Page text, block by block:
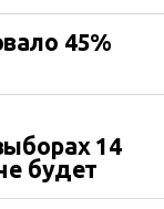
45%
14
будет